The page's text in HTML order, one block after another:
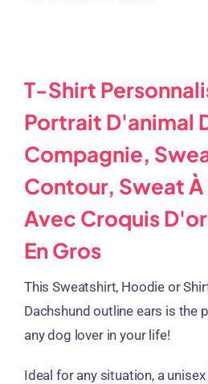
T-Shirt
Portrait D'animal
Compagnie,
Contour, Sweat
Avec Croquis
En Gros
This Sweatshirt, Hoodie or
Dachshund outline ears is the
any dog lover in your life!
Ideal for any situation, a